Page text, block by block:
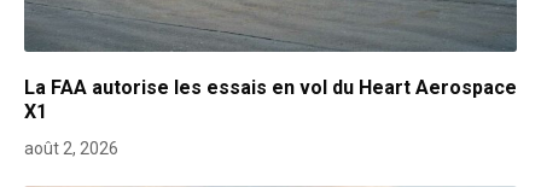
La FAA autorise les essais en vol du Heart Aerospace
X1
août 2, 2026